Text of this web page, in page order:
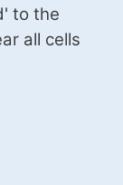
to the
all cells